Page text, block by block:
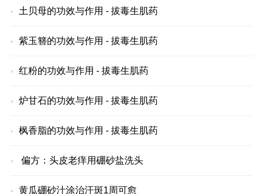
土贝母的功效与作用 - 拔毒生肌药
紫玉簪的功效与作用 - 拔毒生肌药
红粉的功效与作用 - 拔毒生肌药
炉甘石的功效与作用 - 拔毒生肌药
枫香脂的功效与作用 - 拔毒生肌药
偏方：头皮老痒用硼砂盐洗头
黄瓜硼砂汁涂治汗斑1周可愈